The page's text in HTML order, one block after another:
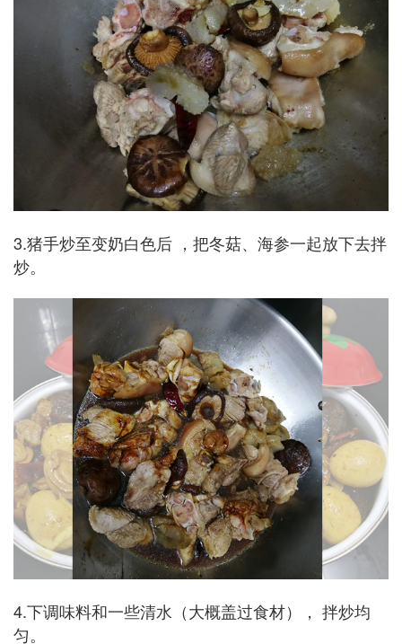
3.猪手炒至变奶白色后 ，把冬菇、海参一起放下去拌
炒。
4.下调味料和一些清水（大概盖过食材）， 拌炒均
匀。